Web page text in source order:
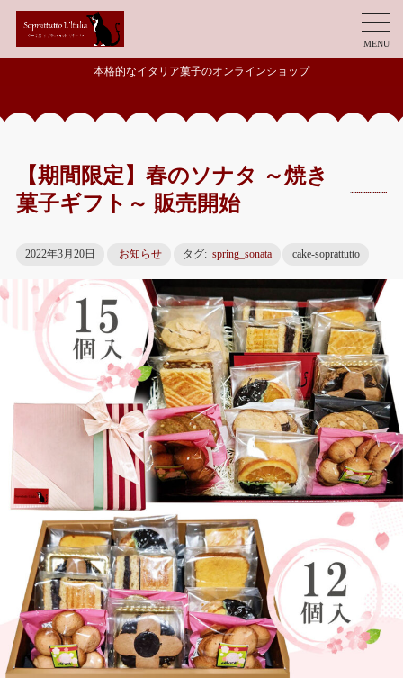
MENU
本格的なイタリア菓子のオンラインショップ
【期間限定】春のソナタ ～焼き
菓子ギフト～ 販売開始
2022年3月20日 お知らせ タグ: spring_sonata cake-soprattutto